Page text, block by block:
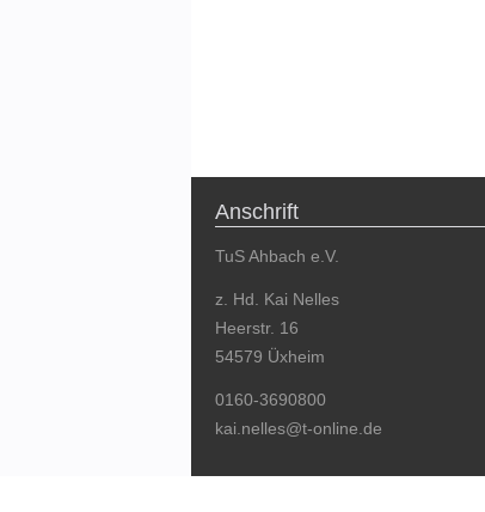
Anschrift
TuS Ahbach e.V.
z. Hd. Kai Nelles
Heerstr. 16
54579 Üxheim
0160-3690800
kai.nelles@t-online.de